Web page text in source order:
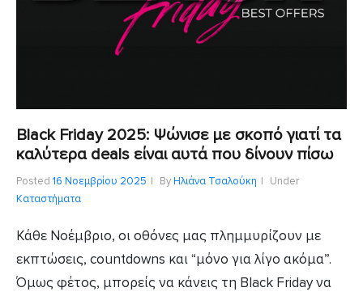
Black Friday 2025: Ψώνισε με σκοπό γιατί τα
καλύτερα deals είναι αυτά που δίνουν πίσω
Posted 16 Νοεμβρίου 2025 ByΗλιάνα Τσαλούκη
Under
Καταστήματα
Κάθε Νοέμβριο, οι οθόνες μας πλημμυρίζουν με
εκπτώσεις, countdowns και “μόνο για λίγο ακόμα”.
Όμως φέτος, μπορείς να κάνεις τη Black Friday να